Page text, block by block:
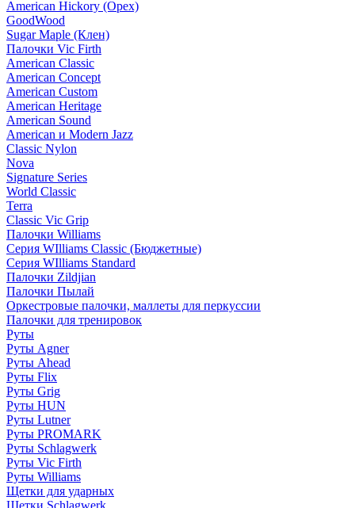
American Hickory (Орех)
GoodWood
Sugar Maple (Клен)
Палочки Vic Firth
American Classic
American Concept
American Custom
American Heritage
American Sound
American и Modern Jazz
Classic Nylon
Nova
Signature Series
World Classic
Terra
Classic Vic Grip
Палочки Williams
Серия WIlliams Classic (Бюджетные)
Серия WIlliams Standard
Палочки Zildjian
Палочки Пылай
Оркестровые палочки, маллеты для перкуссии
Палочки для тренировок
Руты
Руты Agner
Руты Ahead
Руты Flix
Руты Grig
Руты HUN
Руты Lutner
Руты PROMARK
Руты Schlagwerk
Руты Vic Firth
Руты Williams
Щетки для ударных
Щетки Schlagwerk